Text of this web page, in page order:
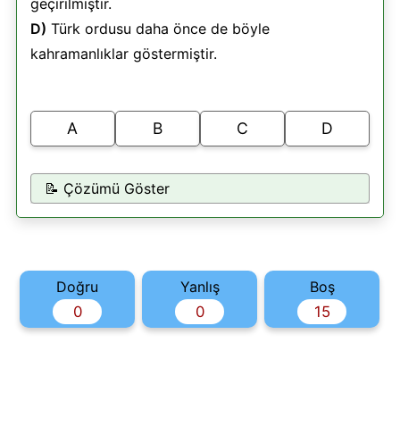
D) Türk ordusu daha önce de böyle
kahramanlıklar göstermiştir.
A B C D
📝 Çözümü Göster
Doğru
0
Yanlış
0
Boş
15